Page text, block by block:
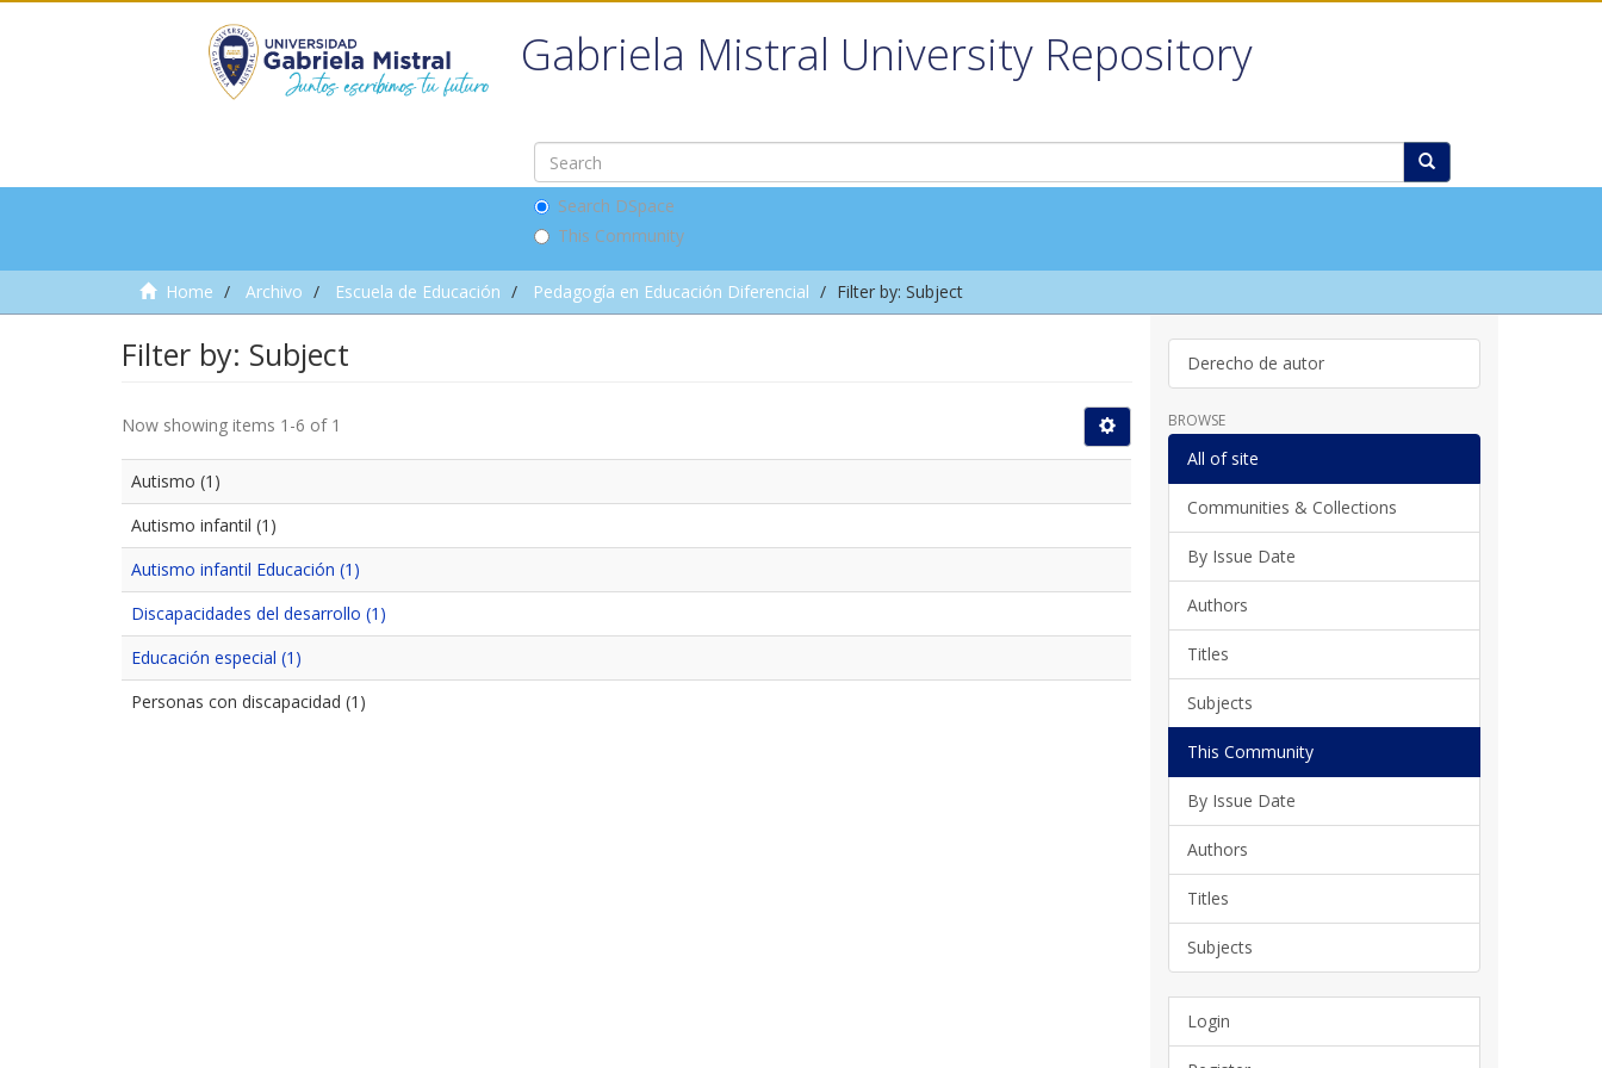
Gabriela Mistral University Repository
Search DSpace
This Community
Home Archivo Escuela de Educación Pedagogía en Educación Diferencial Filter by: Subject
Filter by: Subject
Now showing items 1-6 of 1
Autismo (1)
Autismo infantil (1)
Autismo infantil Educación (1)
Discapacidades del desarrollo (1)
Educación especial (1)
Personas con discapacidad (1)
Derecho de autor
BROWSE
All of site
Communities & Collections
By Issue Date
Authors
Titles
Subjects
This Community
By Issue Date
Authors
Titles
Subjects
Login